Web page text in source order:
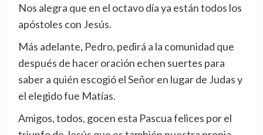
Nos alegra que en el octavo día ya están todos los
apóstoles con Jesús.
Más adelante, Pedro, pedirá a la comunidad que
después de hacer oración echen suertes para
saber a quién escogió el Señor en lugar de Judas y
el elegido fue Matías.
Amigos, todos, gocen esta Pascua felices por el